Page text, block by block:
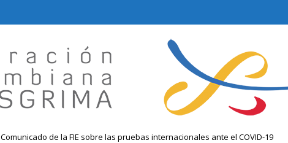
Comunicado de la FIE sobre las pruebas internacionales ante el COVID-19